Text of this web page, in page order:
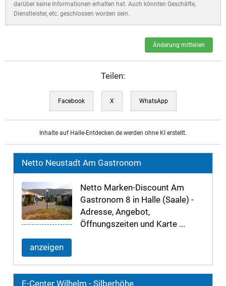
darüber keine Informationen erhalten hat. Auch könnten Geschäfte,
Dienstleister, etc. geschlossen worden sein.
Änderung mitteilen
Teilen:
Facebook X WhatsApp
Inhalte auf Halle-Entdecken.de werden ohne KI erstellt.
Netto Neustadt Am Gastronom
Netto Marken-Discount Am
Gastronom 8 in Halle (Saale) -
Adresse, Angebot,
Öffnungszeiten und Karte ...
anzeigen
E-Center Wilhelm - Silberhöhe